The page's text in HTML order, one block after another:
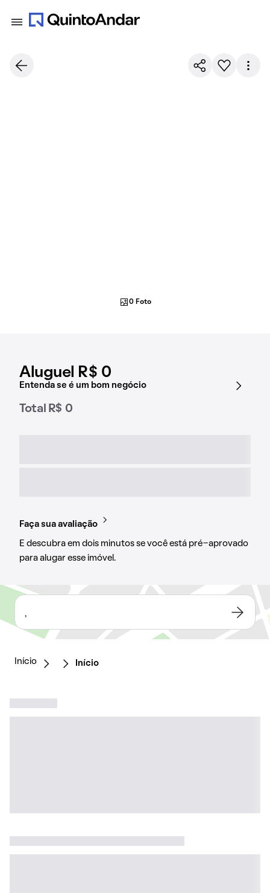
Aluguel R$ 0
Entenda se é um bom negócio
Total R$ 0
Faça sua avaliação
E descubra em dois minutos se você está pré-aprovado
para alugar esse imóvel.
0 Foto
,
Início Início